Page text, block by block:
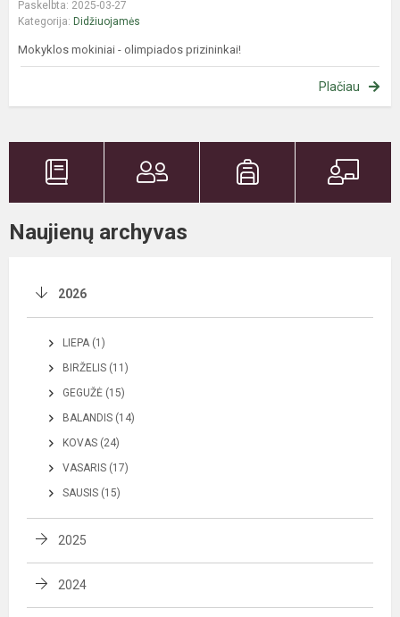
Paskelbta: 2025-03-27
Kategorija: Didžiuojamės
Mokyklos mokiniai - olimpiados prizininkai!
Plačiau
Naujienų archyvas
2026
LIEPA (1)
BIRŽELIS (11)
GEGUŽĖ (15)
BALANDIS (14)
KOVAS (24)
VASARIS (17)
SAUSIS (15)
2025
2024